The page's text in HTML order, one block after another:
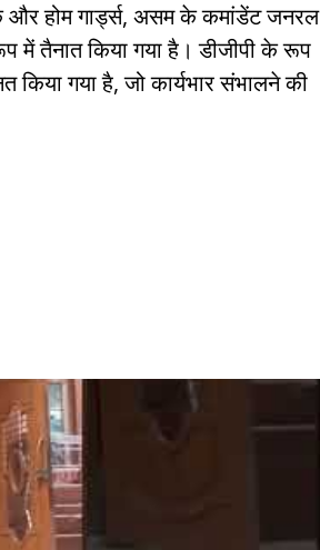
और होम गार्ड्स, असम के कमांडेंट जनरल
में तैनात किया गया है। डीजीपी के रूप
किया गया है, जो कार्यभार संभालने की